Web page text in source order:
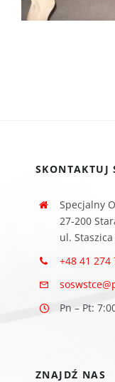
Specjalny
27-200
ul. Staszica
+48 41 274
Pn – Pt:
ZNAJDŹ NAS